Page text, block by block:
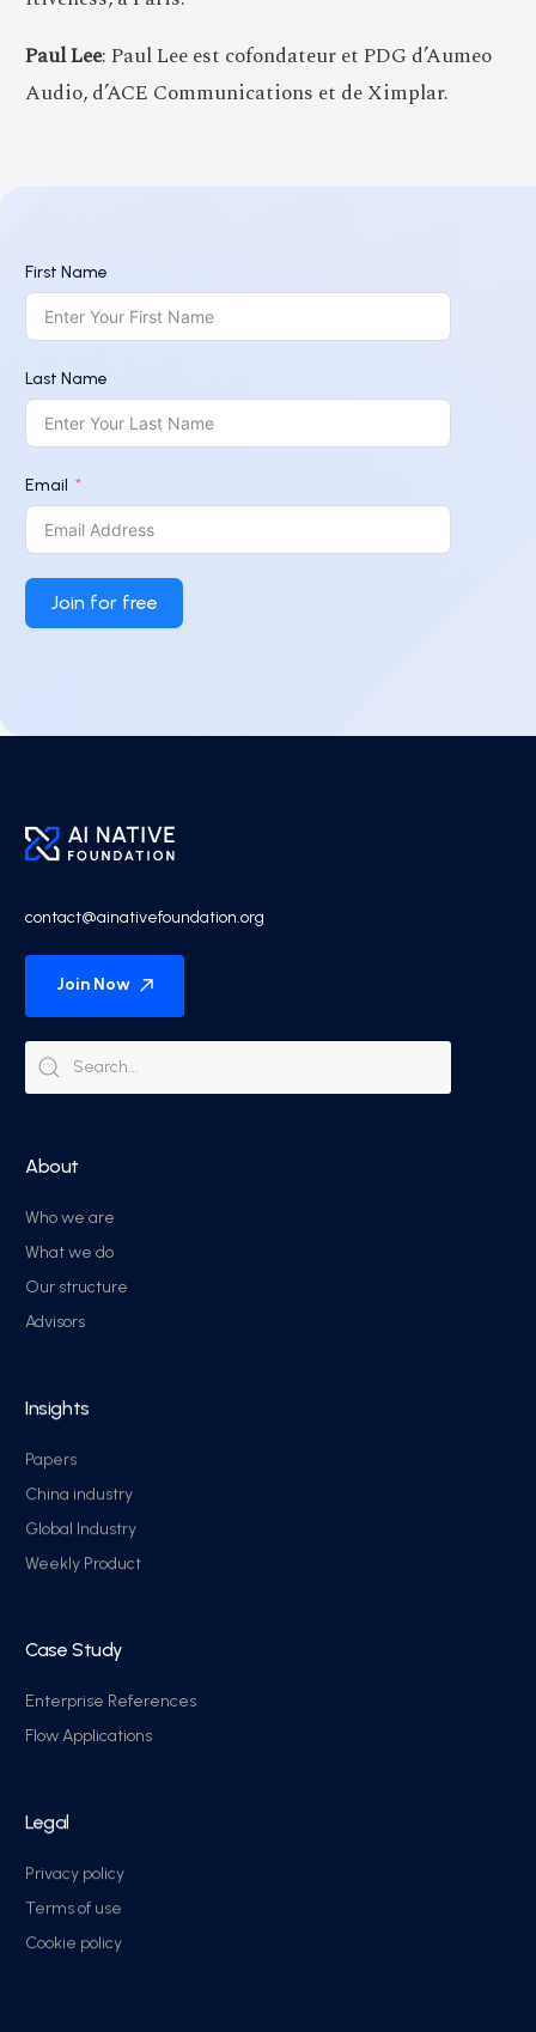
Paul Lee: Paul Lee est cofondateur et PDG d’Aumeo
Audio, d’ACE Communications et de Ximplar.
First Name
Last Name
Email
Join for free
contact@ainativefoundation.org
Join Now
About
Who we are
What we do
Our structure
Advisors
Insights
Papers
China industry
Global Industry
Weekly Product
Case Study
Enterprise References
Flow Applications
Legal
Privacy policy
Terms of use
Cookie policy